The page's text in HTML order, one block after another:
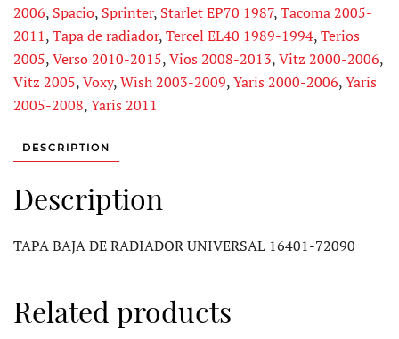
2006, Spacio, Sprinter, Starlet EP70 1987,Tacoma 2005-
2011,Tapa de radiador,Tercel EL40 1989-1994,Terios
2005,Verso 2010-2015,Vios 2008-2013,Vitz 2000-2006,
Vitz 2005,Voxy,Wish 2003-2009,Yaris 2000-2006,Yaris
2005-2008,Yaris 2011
DESCRIPTION
Description
TAPA BAJA DE RADIADOR UNIVERSAL 16401-72090
Related products